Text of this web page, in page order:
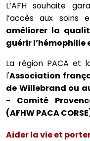
L’AFH souhaite
l’accès aux soins
améliorer la
guérir l’hémophilie
La région PACA et
l'Association
de Willebrand ou
- Comité
(AFHW PACA
Aider la vie et